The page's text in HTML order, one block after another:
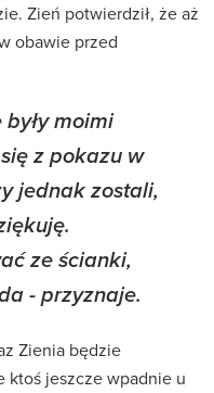
Zień potwierdził, że aż
obawie przed
moimi
z pokazu w
jednak zostali,
ze ścianki,
- przyznaje.
Zienia będzie
ktoś jeszcze wpadnie u